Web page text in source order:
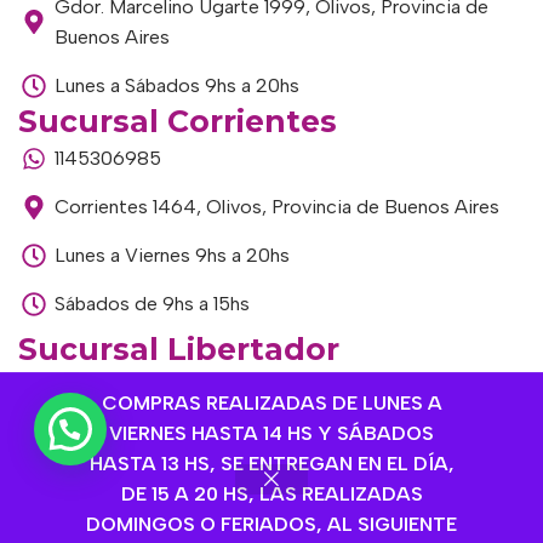
COMPRAS REALIZADAS DE LUNES A
VIERNES HASTA 14 HS Y SÁBADOS
HASTA 13 HS, SE ENTREGAN EN EL DÍA,
DE 15 A 20 HS, LAS REALIZADAS
DOMINGOS O FERIADOS, AL SIGUIENTE
Gdor. Marcelino Ugarte 1999, Olivos, Provincia de
Buenos Aires
Lunes a Sábados 9hs a 20hs
Sucursal Corrientes
1145306985
Corrientes 1464, Olivos, Provincia de Buenos Aires
Lunes a Viernes 9hs a 20hs
Sábados de 9hs a 15hs
Sucursal Libertador
Av. del Libertador 1915, Vte. López, Provincia de
Buenos Aires
Lunes a Viernes de 9hs a 13hs / 16hs a 20hs